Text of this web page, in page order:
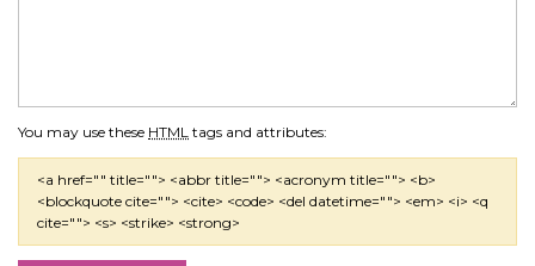
You may use these HTML tags and attributes:
<a href="" title=""> <abbr title=""> <acronym title=""> <b>
<blockquote cite=""> <cite> <code> <del datetime=""> <em> <i> <q
cite=""> <s> <strike> <strong>